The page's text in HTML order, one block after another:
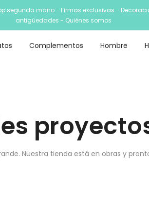
segunda mano - Firmas exclusivas -
antigüedades - Quiénes somos
Complementos Hombre
Nuestra tienda está en obras y